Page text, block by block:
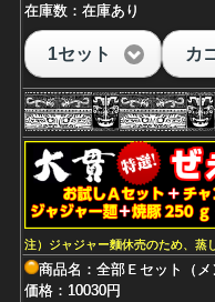
在庫数：在庫あり
1セット カ
注）ジャジャー麵休売のため、蒸
商品名：全部Ｅセット（メ
価格：10030円